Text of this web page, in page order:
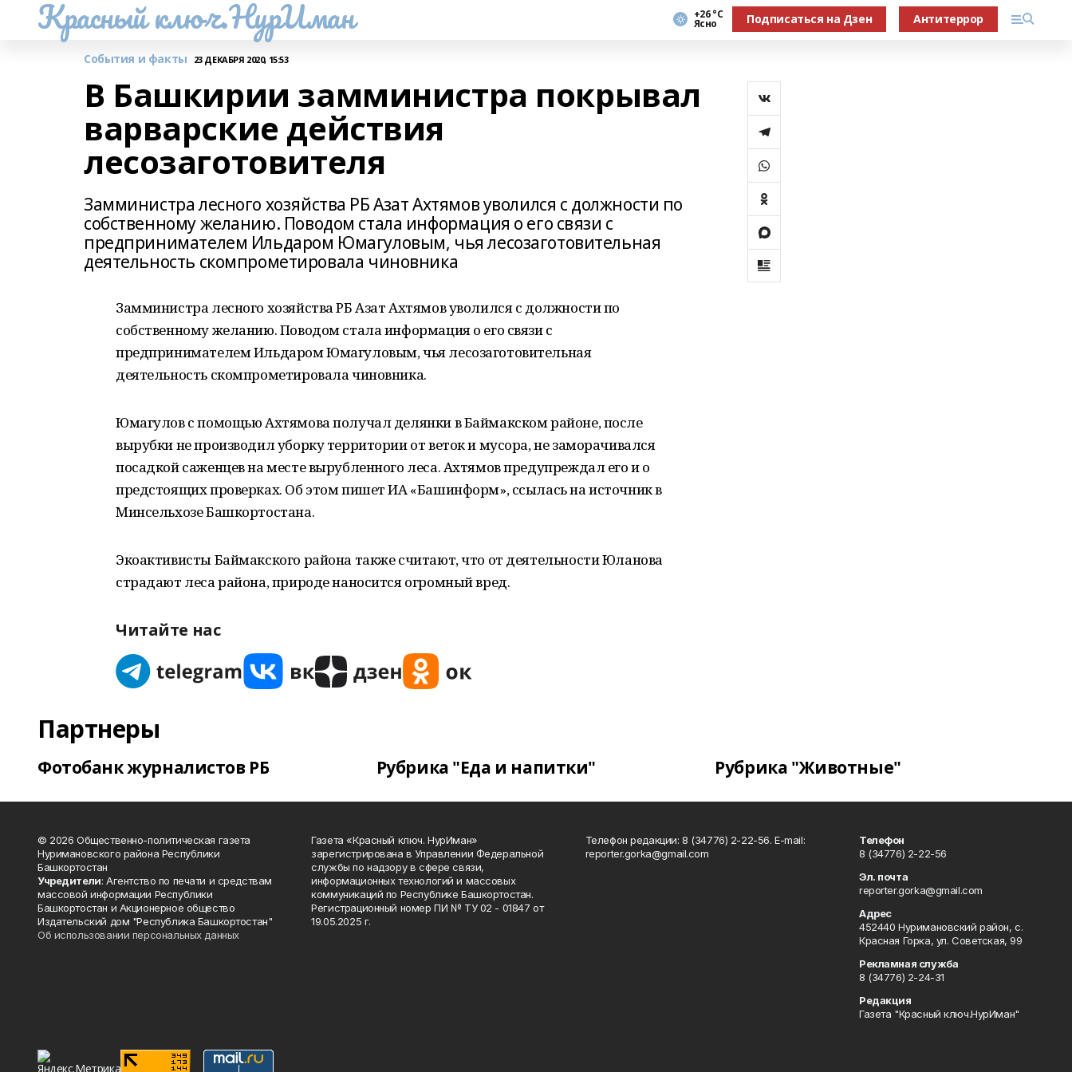
Красный ключ.НурИман +26 °С
Ясно Подписаться на Дзен Антитеррор
События и факты 23 ДЕКАБРЯ 2020, 15:53
В Башкирии замминистра покрывал
варварские действия
лесозаготовителя
Замминистра лесного хозяйства РБ Азат Ахтямов уволился с должности по
собственному желанию. Поводом стала информация о его связи с
предпринимателем Ильдаром Юмагуловым, чья лесозаготовительная
деятельность скомпрометировала чиновника
Замминистра лесного хозяйства РБ Азат Ахтямов уволился с должности по
собственному желанию. Поводом стала информация о его связи с
предпринимателем Ильдаром Юмагуловым, чья лесозаготовительная
деятельность скомпрометировала чиновника.
Юмагулов с помощью Ахтямова получал делянки в Баймакском районе, после
вырубки не производил уборку территории от веток и мусора, не заморачивался
посадкой саженцев на месте вырубленного леса. Ахтямов предупреждал его и о
предстоящих проверках. Об этом пишет ИА «Башинформ», ссылась на источник в
Минсельхозе Башкортостана.
Экоактивисты Баймакского района также считают, что от деятельности Юланова
страдают леса района, природе наносится огромный вред.
Читайте нас
Партнеры
Фотобанк журналистов РБ Рубрика "Еда и напитки" Рубрика "Животные"
© 2026 Общественно-политическая газета
Нуримановского района Республики
Башкортостан
Учредители: Агентство по печати и средствам
массовой информации Республики
Башкортостан и Акционерное общество
Издательский дом "Республика Башкортостан"
Об использовании персональных данных
Газета «Красный ключ. НурИман»
зарегистрирована в Управлении Федеральной
службы по надзору в сфере связи,
информационных технологий и массовых
коммуникаций по Республике Башкортостан.
Регистрационный номер ПИ № ТУ 02 - 01847 от
19.05.2025 г.
Телефон редакции: 8 (34776) 2-22-56. E-mail:
reporter.gorka@gmail.com
Телефон
8 (34776) 2-22-56
Эл. почта
reporter.gorka@gmail.com
Адрес
452440 Нуримановский район, с.
Красная Горка, ул. Советская, 99
Рекламная служба
8 (34776) 2-24-31
Редакция
Газета "Красный ключ.НурИман"